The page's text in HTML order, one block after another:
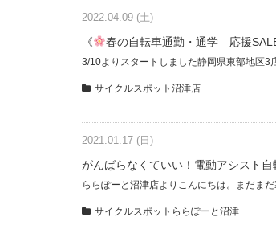
2022.04.09 (土)
《 春の自転車通勤・通学 応援
3/10よりスタートしました静岡県東部地区3
サイクルスポット沼津店
2021.01.17 (日)
がんばらなくていい！電動アシスト
ららぽーと沼津店よりこんにちは。まだま
サイクルスポットららぽーと沼津